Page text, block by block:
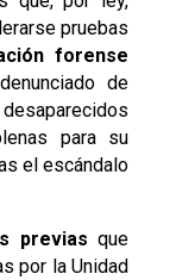
pruebas
forense
de
para su
el escándalo
previas que
por la Unidad